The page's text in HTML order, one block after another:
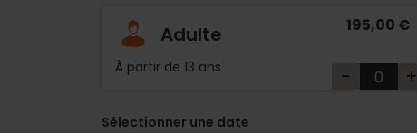
Adulte
À partir de 13 ans
195,00 €
- +
Sélectionner une date